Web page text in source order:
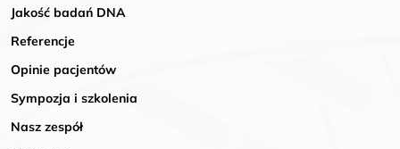
Jakość badań DNA
Referencje
Opinie pacjentów
Sympozja i szkolenia
Nasz zespół